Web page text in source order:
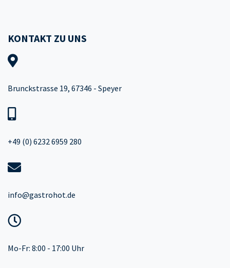
KONTAKT ZU UNS
Brunckstrasse 19, 67346 - Speyer
+49 (0) 6232 6959 280
info@gastrohot.de
Mo-Fr: 8:00 - 17:00 Uhr